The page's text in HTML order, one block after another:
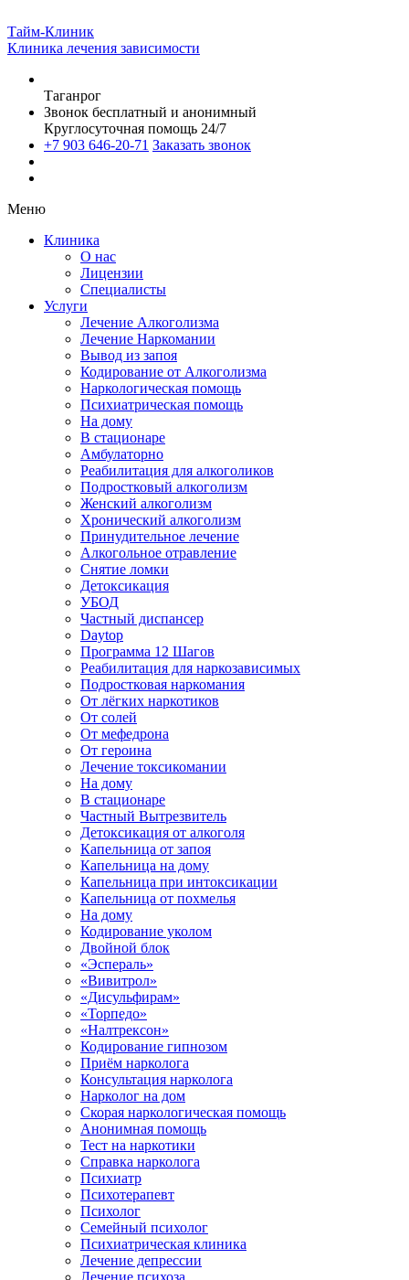
Тайм-Клиник
Клиника лечения зависимости
Таганрог
Звонок бесплатный и анонимный
Круглосуточная помощь 24/7
+7 903 646-20-71 Заказать звонок
Меню
Клиника
О нас
Лицензии
Специалисты
Услуги
Лечение Алкоголизма
Лечение Наркомании
Вывод из запоя
Кодирование от Алкоголизма
Наркологическая помощь
Психиатрическая помощь
На дому
В стационаре
Амбулаторно
Реабилитация для алкоголиков
Подростковый алкоголизм
Женский алкоголизм
Хронический алкоголизм
Принудительное лечение
Алкогольное отравление
Снятие ломки
Детоксикация
УБОД
Частный диспансер
Daytop
Программа 12 Шагов
Реабилитация для наркозависимых
Подростковая наркомания
От лёгких наркотиков
От солей
От мефедрона
От героина
Лечение токсикомании
На дому
В стационаре
Частный Вытрезвитель
Детоксикация от алкоголя
Капельница от запоя
Капельница на дому
Капельница при интоксикации
Капельница от похмелья
На дому
Кодирование уколом
Двойной блок
«Эспераль»
«Вивитрол»
«Дисульфирам»
«Торпедо»
«Налтрексон»
Кодирование гипнозом
Приём нарколога
Консультация нарколога
Нарколог на дом
Скорая наркологическая помощь
Анонимная помощь
Тест на наркотики
Справка нарколога
Психиатр
Психотерапевт
Психолог
Семейный психолог
Психиатрическая клиника
Лечение депрессии
Лечение психоза